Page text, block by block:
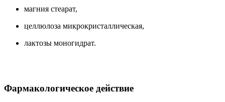
магния стеарат,
целлюлоза микрокристаллическая,
лактозы моногидрат.
Фармакологическое действие